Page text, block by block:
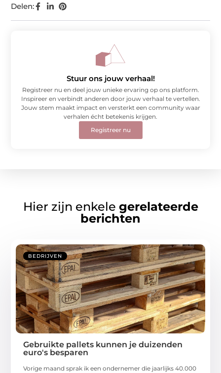
Delen:
Stuur ons jouw verhaal!
Registreer nu en deel jouw unieke ervaring op ons platform.
Inspireer en verbindt anderen door jouw verhaal te vertellen.
Jouw stem maakt impact en versterkt een community waar
verhalen écht betekenis krijgen.
Registreer nu
Hier zijn enkele gerelateerde
berichten
BEDRIJVEN
Gebruikte pallets kunnen je duizenden
euro's besparen
Vorige maand sprak ik een ondernemer die jaarlijks 40.000